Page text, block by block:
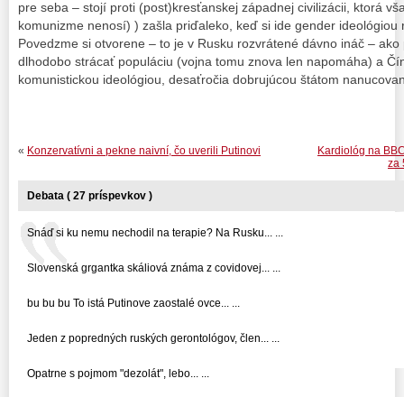
pre seba – stojí proti (post)kresťanskej západnej civilizácii, ktorá
komunizme nenosí) ) zašla priďaleko, keď si ide gender ideológiou
Povedzme si otvorene – to je v Rusku rozvrátené dávno ináč –
dlhodobo strácať populáciu (vojna tomu znova len napomáha) a
komunistickou ideológiou, desaťročia dobrujúcou štátom
Kardiológ na
za
« Konzervatívni a pekne naivní, čo uverili Putinovi
Debata ( 27 príspevkov )
Snáď si ku nemu nechodil na terapie? Na Rusku... ...
Slovenská grgantka skáliová známa z covidovej... ...
bu bu bu To istá Putinove zaostalé ovce... ...
Jeden z popredných ruských gerontológov, člen... ...
Opatrne s pojmom "dezolát", lebo... ...